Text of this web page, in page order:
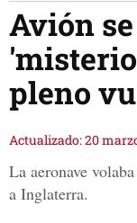
Avión
pleno
Actualizado: 20
La aeronave
a Inglaterra.